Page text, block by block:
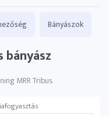
Bányászok
MRR Tribus.